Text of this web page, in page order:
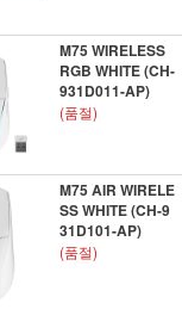
M75 WIRELESS
RGB WHITE (CH-
931D011-AP)
(품절)
M75 AIR WIRELE
SS WHITE (CH-9
31D101-AP)
(품절)